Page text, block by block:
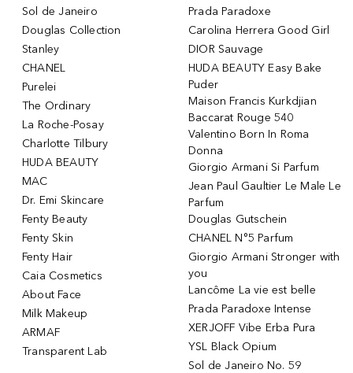
Sol de Janeiro
Douglas Collection
Stanley
CHANEL
Purelei
The Ordinary
La Roche-Posay
Charlotte Tilbury
HUDA BEAUTY
MAC
Dr. Emi Skincare
Fenty Beauty
Fenty Skin
Fenty Hair
Caia Cosmetics
About Face
Milk Makeup
ARMAF
Transparent Lab
Prada Paradoxe
Carolina Herrera Good Girl
DIOR Sauvage
HUDA BEAUTY Easy Bake
Puder
Maison Francis Kurkdjian
Baccarat Rouge 540
Valentino Born In Roma
Donna
Giorgio Armani Si Parfum
Jean Paul Gaultier Le Male Le
Parfum
Douglas Gutschein
CHANEL N°5 Parfum
Giorgio Armani Stronger with
you
Lancôme La vie est belle
Prada Paradoxe Intense
XERJOFF Vibe Erba Pura
YSL Black Opium
Sol de Janeiro No. 59